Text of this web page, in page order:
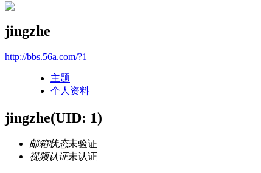
jingzhe
http://bbs.56a.com/?1
主题
个人资料
jingzhe(UID: 1)
邮箱状态未验证
视频认证未认证